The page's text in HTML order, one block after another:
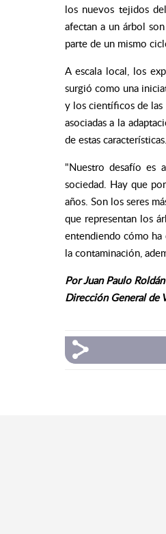
los nuevos tejidos
afectan a un árbol
parte de un mismo
A escala local, los
surgió como una
y los científicos de las
asociadas a la
de estas características.
"Nuestro desafío es
sociedad. Hay que
años. Son los seres
que representan los
entendiendo cómo
la contaminación,
Por Juan Paulo Roldán
Dirección General de